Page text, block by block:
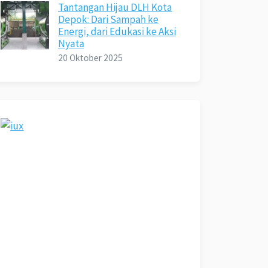
Tantangan Hijau DLH Kota
Depok: Dari Sampah ke
Energi, dari Edukasi ke Aksi
Nyata
20 Oktober 2025